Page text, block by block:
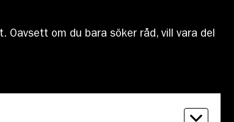
om du bara söker råd, vill vara del